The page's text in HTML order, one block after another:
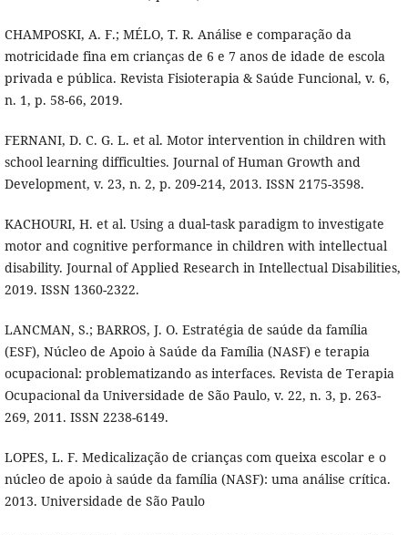
CHAMPOSKI, A. F.; MÉLO, T. R. Análise e comparação da
motricidade fina em crianças de 6 e 7 anos de idade de escola
privada e pública. Revista Fisioterapia & Saúde Funcional, v. 6,
n. 1, p. 58-66, 2019.
FERNANI, D. C. G. L. et al. Motor intervention in children with
school learning difficulties. Journal of Human Growth and
Development, v. 23, n. 2, p. 209-214, 2013. ISSN 2175-3598.
KACHOURI, H. et al. Using a dual‐task paradigm to investigate
motor and cognitive performance in children with intellectual
disability. Journal of Applied Research in Intellectual Disabilities,
2019. ISSN 1360-2322.
LANCMAN, S.; BARROS, J. O. Estratégia de saúde da família
(ESF), Núcleo de Apoio à Saúde da Família (NASF) e terapia
ocupacional: problematizando as interfaces. Revista de Terapia
Ocupacional da Universidade de São Paulo, v. 22, n. 3, p. 263-
269, 2011. ISSN 2238-6149.
LOPES, L. F. Medicalização de crianças com queixa escolar e o
núcleo de apoio à saúde da família (NASF): uma análise crítica.
2013. Universidade de São Paulo